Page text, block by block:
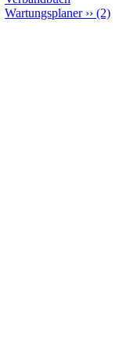
Wartungsplaner›› (2)